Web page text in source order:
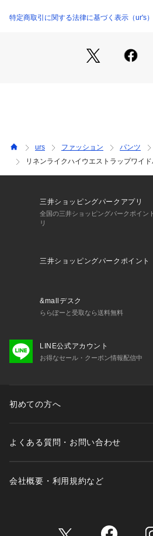
コンパクトなサイズ感のトップスと
※生産時期により、セットアップの
す商品と色差が生じる場合がござい
特定商取引に関する法律に基づく表示（ur's）
urs ファッション パンツ
リネンライクハイウエストラップワイ
三井ショッピングパークアプリ
全国の三井ショッピングパークポイン
リ
三井ショッピングパークポイント
&mallデスク
ららぽーと受取なら送料無料
LINE公式アカウント
お得なセール・クーポン情報配信中
初めての方へ
よくある質問・お問い合わせ
会社概要・利用規約など